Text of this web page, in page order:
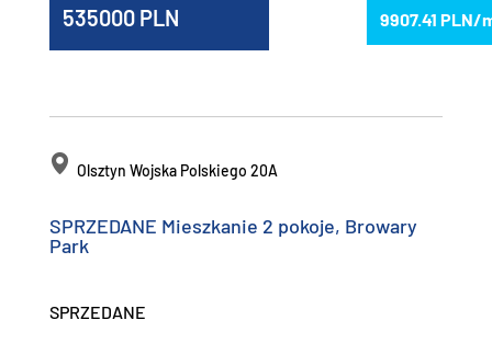
535000 9907.41
Olsztyn Wojska Polskiego 20A
SPRZEDANE Mieszkanie 2 pokoje, Browary
Park
SPRZEDANE